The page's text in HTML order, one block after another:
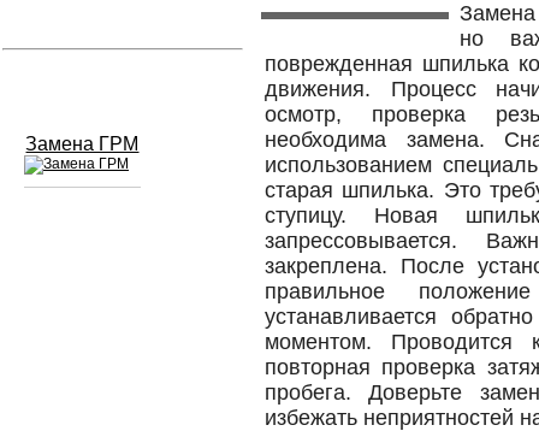
Замена ГРМ
но
поврежденная шпилька
движения. Процесс
осмотр, проверка
необходима замена.
использованием
старая шпилька. Это
ступицу. Новая
запрессовывается.
закреплена. После
правильное
устанавливается
моментом. Проводится
повторная проверка
пробега. Доверьте
избежать неприятностей